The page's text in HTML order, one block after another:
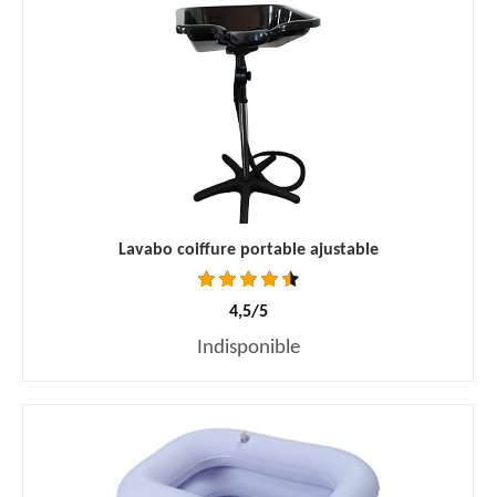
Lavabo coiffure portable ajustable
4,5/5
Indisponible